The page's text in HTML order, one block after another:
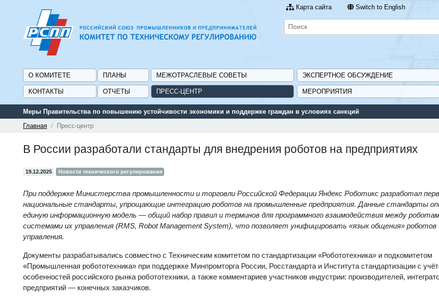
Карта сайта Switch to English
О КОМИТЕТЕ ПЛАНЫ МЕЖОТРАСЛЕВЫЕ СОВЕТЫ ЭКСПЕРТНОЕ ОБСУЖДЕНИЕ
КОНТАКТЫ ОТЧЕТЫ ПРЕСС-ЦЕНТР МЕРОПРИЯТИЯ
Меры Правительства по повышению устойчивости экономики и поддержке граждан в условиях санкций
Главная
Пресс-центр
В России разработали стандарты для внедрения роботов на предприятиях
19.12.2025 Новости технического регулирования
При поддержке Министерства промышленности и торговли Российской Федерации Яндекс Роботикс разработал
национальные стандарты, упрощающие интеграцию роботов на промышленные предприятия. Данные стандарты
единую информационную модель — общий набор правил и терминов для программного взаимодействия между
системами их управления (RMS, Robot Management System), что позволяет унифицировать «язык общения»
управления.
Документы разрабатывались совместно с Техническим комитетом по стандартизации «Робототехника» и подкомитетом
«Промышленная робототехника» при поддержке Минпромторга России, Росстандарта и Института стандартизации с
особенностей российского рынка робототехники, а также комментариев участников индустрии: производителей,
предприятий — конечных заказчиков.